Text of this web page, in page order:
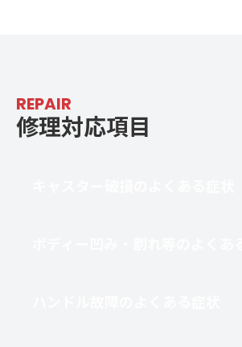
REPAIR
修理対応項目